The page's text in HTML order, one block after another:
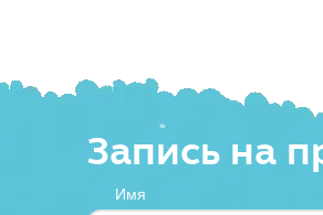
Запись на
Имя